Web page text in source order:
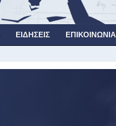
ΕΙΔΉΣΕΙΣ ΕΠΙΚΟΙΝΩΝΊΑ